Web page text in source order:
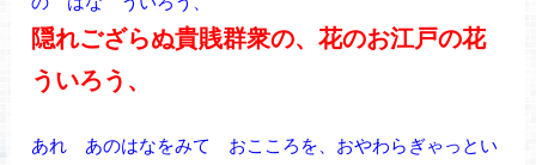
隠れござらぬ貴賎群衆の、花のお江戸の花
ういろう、
あれ あのはなをみて おこころを、おやわらぎゃっとい